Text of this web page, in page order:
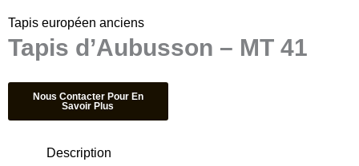
Tapis européen anciens
Tapis d’Aubusson – MT 41
Description